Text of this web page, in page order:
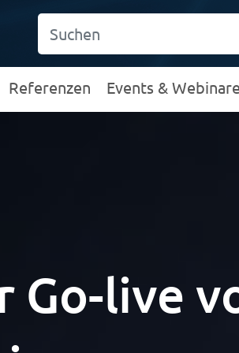
Referenzen Events & Webinare
Go-live